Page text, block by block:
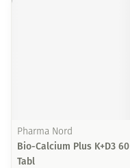
Pharma Nord
Bio-Calcium Plus K+D3 60
Tabl